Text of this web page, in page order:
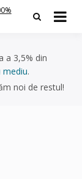
a 3,5% din
mediu.
noi de restul!